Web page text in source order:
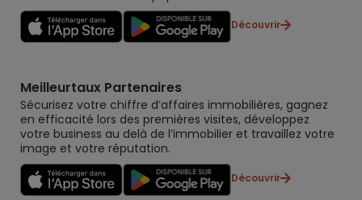
Découvrir
Meilleurtaux Partenaires
Sécurisez votre chiffre d’affaires immobilières, gagnez
en efficacité lors des premières visites, développez
votre business au delà de l’immobilier et travaillez votre
image et votre réputation.
Découvrir